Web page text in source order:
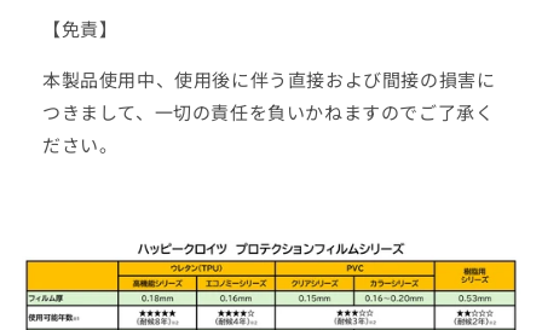
【免責】
本製品使用中、使用後に伴う直接および間接の損害に
つきまして、一切の責任を負いかねますのでご了承く
ださい。